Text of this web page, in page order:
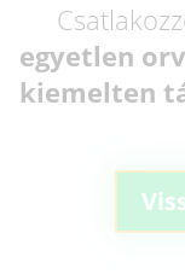
egyetlen
kiemelten